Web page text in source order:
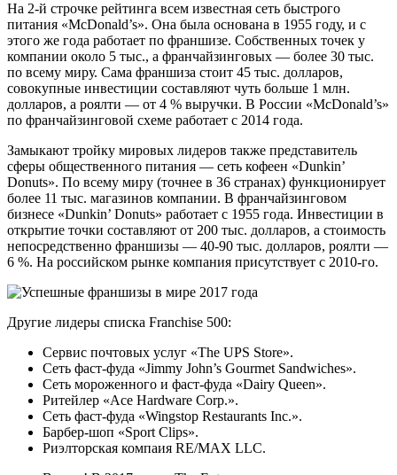
На 2-й строчке рейтинга всем известная сеть быстрого
питания «McDonald’s». Она была основана в 1955 году, и с
этого же года работает по франшизе. Собственных точек у
компании около 5 тыс., а франчайзинговых — более 30 тыс.
по всему миру. Сама франшиза стоит 45 тыс. долларов,
совокупные инвестиции составляют чуть больше 1 млн.
долларов, а роялти — от 4 % выручки. В России «McDonald’s»
по франчайзинговой схеме работает с 2014 года.
Замыкают тройку мировых лидеров также представитель
сферы общественного питания — сеть кофеен «Dunkin’
Donuts». По всему миру (точнее в 36 странах) функционирует
более 11 тыс. магазинов компании. В франчайзинговом
бизнесе «Dunkin’ Donuts» работает с 1955 года. Инвестиции в
открытие точки составляют от 200 тыс. долларов, а стоимость
непосредственно франшизы — 40-90 тыс. долларов, роялти —
6 %. На российском рынке компания присутствует с 2010-го.
Другие лидеры списка Franchise 500:
Сервис почтовых услуг «The UPS Store».
Сеть фаст-фуда «Jimmy John’s Gourmet Sandwiches».
Сеть мороженного и фаст-фуда «Dairy Queen».
Ритейлер «Ace Hardware Corp.».
Сеть фаст-фуда «Wingstop Restaurants Inc.».
Барбер-шоп «Sport Clips».
Риэлторская компаия RE/MAX LLC.